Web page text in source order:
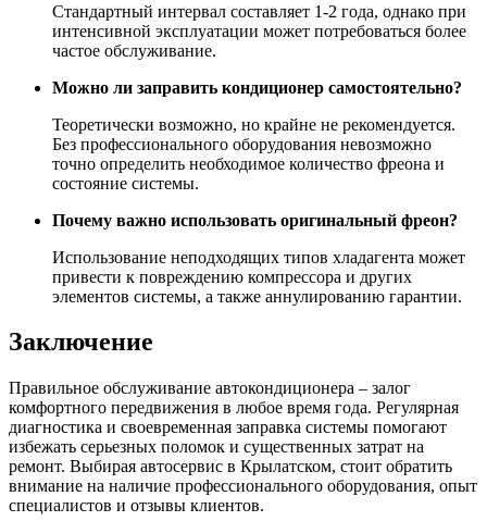
Стандартный интервал составляет 1-2 года, однако при
интенсивной эксплуатации может потребоваться более
частое обслуживание.
Можно ли заправить кондиционер самостоятельно?
Теоретически возможно, но крайне не рекомендуется.
Без профессионального оборудования невозможно
точно определить необходимое количество фреона и
состояние системы.
Почему важно использовать оригинальный фреон?
Использование неподходящих типов хладагента может
привести к повреждению компрессора и других
элементов системы, а также аннулированию гарантии.
Заключение
Правильное обслуживание автокондиционера – залог
комфортного передвижения в любое время года. Регулярная
диагностика и своевременная заправка системы помогают
избежать серьезных поломок и существенных затрат на
ремонт. Выбирая автосервис в Крылатском, стоит обратить
внимание на наличие профессионального оборудования, опыт
специалистов и отзывы клиентов.